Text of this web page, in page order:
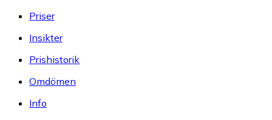
Priser
Insikter
Prishistorik
Omdömen
Info